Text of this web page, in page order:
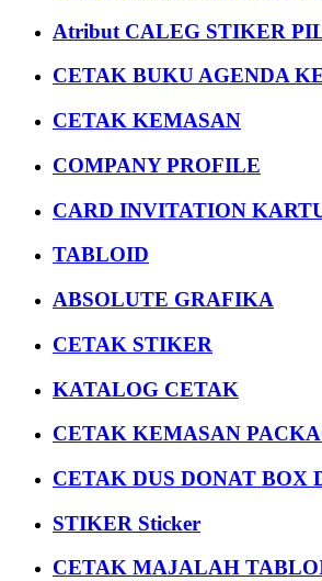
Atribut CALEG STIKER
CETAK BUKU AGENDA
CETAK KEMASAN
COMPANY PROFILE
CARD INVITATION
TABLOID
ABSOLUTE GRAFIKA
CETAK STIKER
KATALOG CETAK
CETAK KEMASAN
CETAK DUS DONAT BOX
STIKER Sticker
CETAK MAJALAH